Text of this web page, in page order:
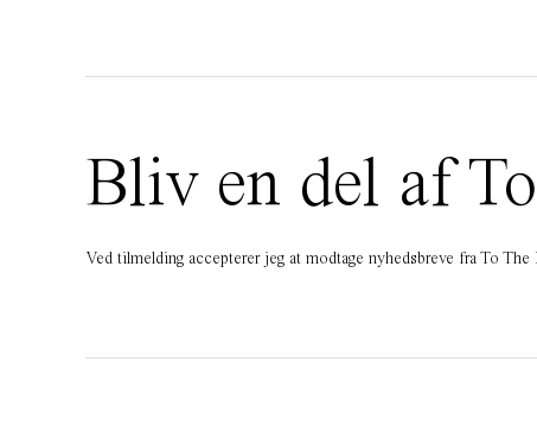
Bliv en del af
Ved tilmelding accepterer jeg at modtage nyhedsbreve fra To